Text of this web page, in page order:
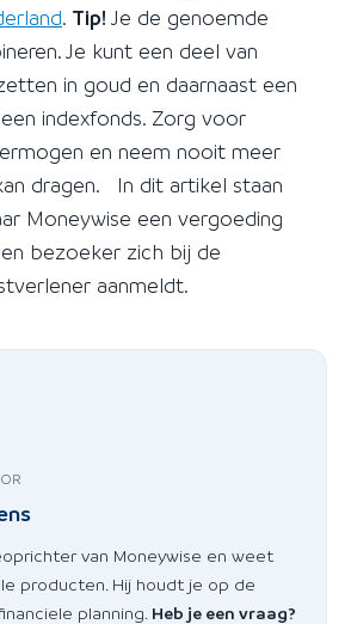
. Tip! Je de genoemde
Je kunt een deel van
in goud en daarnaast een
indexfonds. Zorg voor
en neem nooit meer
dragen. In dit artikel staan
Moneywise een vergoeding
bezoeker zich bij de
aanmeldt.
van Moneywise en weet
producten. Hij houdt je op de
planning. Heb je een vraag?